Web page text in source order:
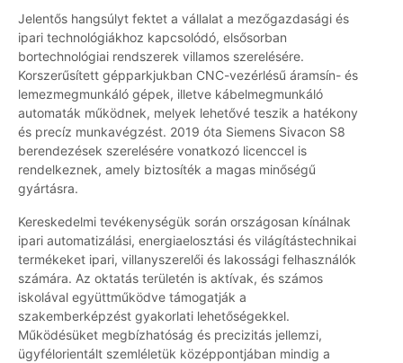
Jelentős hangsúlyt fektet a vállalat a mezőgazdasági és
ipari technológiákhoz kapcsolódó, elsősorban
bortechnológiai rendszerek villamos szerelésére.
Korszerűsített gépparkjukban CNC-vezérlésű áramsín- és
lemezmegmunkáló gépek, illetve kábelmegmunkáló
automaták működnek, melyek lehetővé teszik a hatékony
és precíz munkavégzést. 2019 óta Siemens Sivacon S8
berendezések szerelésére vonatkozó licenccel is
rendelkeznek, amely biztosíték a magas minőségű
gyártásra.
Kereskedelmi tevékenységük során országosan kínálnak
ipari automatizálási, energiaelosztási és világítástechnikai
termékeket ipari, villanyszerelői és lakossági felhasználók
számára. Az oktatás területén is aktívak, és számos
iskolával együttműködve támogatják a
szakemberképzést gyakorlati lehetőségekkel.
Működésüket megbízhatóság és precizitás jellemzi,
ügyfélorientált szemléletük középpontjában mindig a